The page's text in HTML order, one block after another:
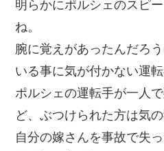
明らかにポルシェのスピ
ね。
腕に覚えがあったんだろ
いる事に気が付かない運
ポルシェの運転手が一人
ど、ぶつけられた方は気の
自分の嫁さんを事故で失